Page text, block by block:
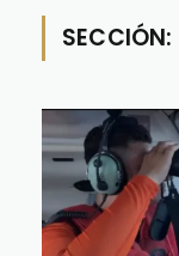
SECCIÓN: